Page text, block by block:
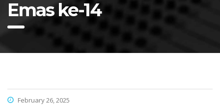
Emas ke-14
February 26, 2025